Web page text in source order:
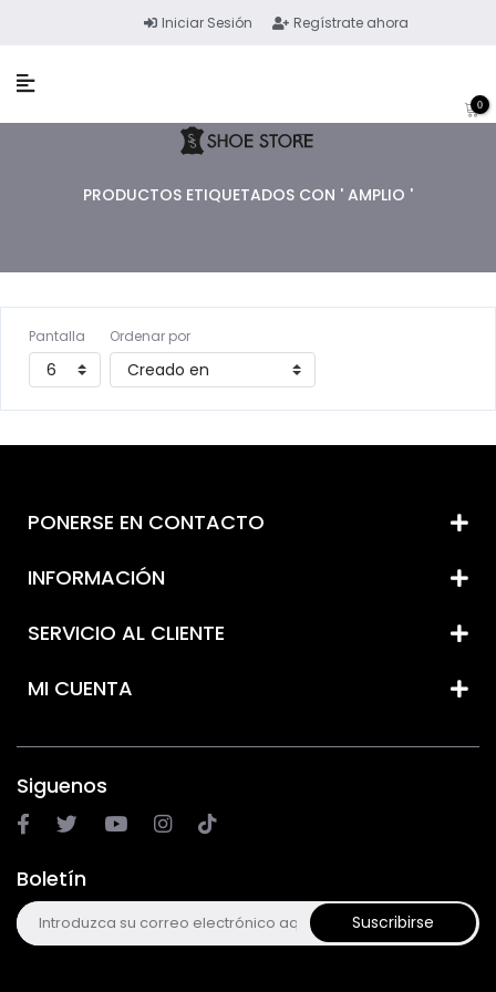
Iniciar Sesión Regístrate ahora
0
PRODUCTOS ETIQUETADOS CON ' AMPLIO '
Pantalla Ordenar por
PONERSE EN CONTACTO
INFORMACIÓN
SERVICIO AL CLIENTE
MI CUENTA
Siguenos
Boletín
Suscribirse